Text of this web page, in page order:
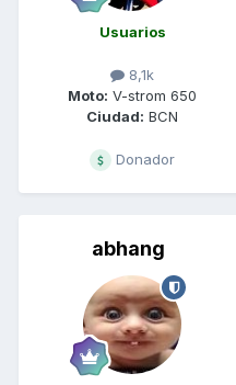
Usuarios
8,1k
Moto: V-strom 650
Ciudad: BCN
Donador
abhang